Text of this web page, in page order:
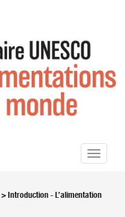
Toggle
> Introduction - L’alimentation